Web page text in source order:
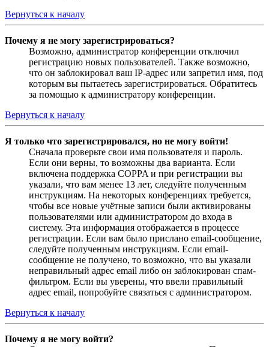
Вернуться к началу
Почему я не могу зарегистрироваться?
Возможно, администратор конференции отключил
регистрацию новых пользователей. Также возможно,
что он заблокировал ваш IP-адрес или запретил имя, под
которым вы пытаетесь зарегистрироваться. Обратитесь
за помощью к администратору конференции.
Вернуться к началу
Я только что зарегистрировался, но не могу войти!
Сначала проверьте свои имя пользователя и пароль.
Если они верны, то возможны два варианта. Если
включена поддержка COPPA и при регистрации вы
указали, что вам менее 13 лет, следуйте полученным
инструкциям. На некоторых конференциях требуется,
чтобы все новые учётные записи были активированы
пользователями или администратором до входа в
систему. Эта информация отображается в процессе
регистрации. Если вам было прислано email-сообщение,
следуйте полученным инструкциям. Если email-
сообщение не получено, то возможно, что вы указали
неправильный адрес email либо он заблокирован спам-
фильтром. Если вы уверены, что ввели правильный
адрес email, попробуйте связаться с администратором.
Вернуться к началу
Почему я не могу войти?